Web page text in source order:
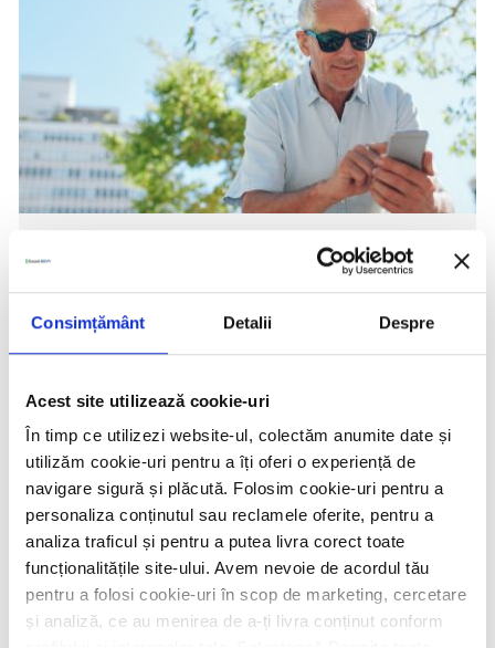
Consimțământ Detalii Despre
Acest site utilizează cookie-uri
În timp ce utilizezi website-ul, colectăm anumite date și
utilizăm cookie-uri pentru a îți oferi o experiență de
navigare sigură și plăcută. Folosim cookie-uri pentru a
personaliza conținutul sau reclamele oferite, pentru a
analiza traficul și pentru a putea livra corect toate
funcționalitățile site-ului. Avem nevoie de acordul tău
pentru a folosi cookie-uri în scop de marketing, cercetare
și analiză, ce au menirea de a-ți livra conținut conform
Alerte SMS
Serviciul Alerte SMS de la Garanti BBVA te scapă
de orice griji în ceea ce privește gestionarea
banilor tăi.